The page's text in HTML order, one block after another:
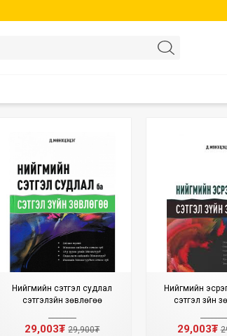
Нийгмийн сэтгэл судлал
сэтгэлзүйн зөвлөгөө
29,003₮29,900₮
Нийгмийн
сэтгэл зүйн
29,003₮